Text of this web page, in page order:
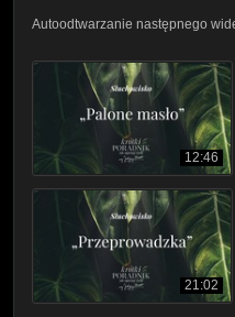
Autoodtwarzanie następnego
12:46
21:02